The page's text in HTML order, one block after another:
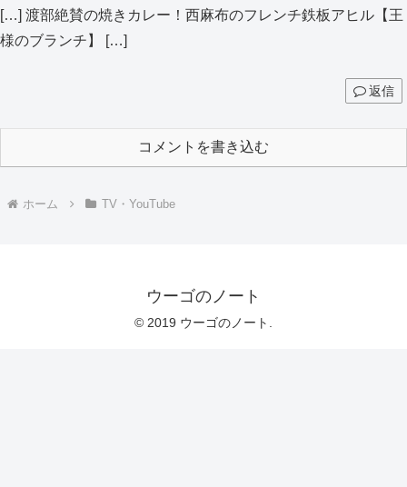
[…] 渡部絶賛の焼きカレー！西麻布のフレンチ鉄板アヒル【王
様のブランチ】 […]
返信
コメントを書き込む
ホーム TV・YouTube
ウーゴのノート
© 2019 ウーゴのノート.